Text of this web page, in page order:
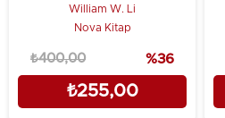
Savunma Sistemi &
Yiyecekler Hayatınızı
William W. Li
Nova Kitap
₺255,00
₺400,00 %36